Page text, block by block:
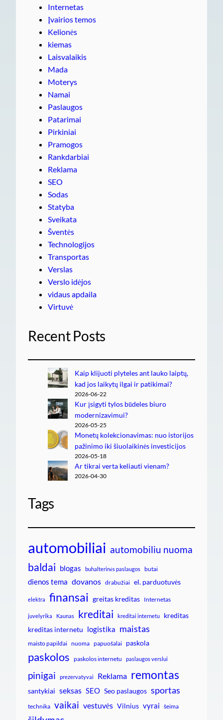
Internetas
Įvairios temos
Kelionės
kiemas
Laisvalaikis
Mada
Moterys
Namai
Paslaugos
Patarimai
Pirkiniai
Pramogos
Rankdarbiai
Reklama
SEO
Sodas
Statyba
Sveikata
Šventės
Technologijos
Transportas
Verslas
Verslo idėjos
vidaus apdaila
Virtuvė
Recent Posts
Kaip klijuoti plyteles ant lauko laiptų,
kad jos laikytų ilgai ir patikimai?
2026-06-22
Kur įsigyti tylos būdeles biuro
modernizavimui?
2026-05-25
Monetų kolekcionavimas: nuo istorijos
pažinimo iki šiuolaikinės investicijos
2026-05-18
Ar tikrai verta keliauti vienam?
2026-04-30
Tags
automobiliai automobiliu nuoma
baldai blogas buhalterinės paslaugos butai
dienos tema dovanos drabužiai el. parduotuvės
elektra finansai greitas kreditas Internetas
juvelyrika Kaunas kreditai kreditai internetu
kreditas
kreditas internetu logistika maistas
maisto papildai nuoma papuošalai paskola
paskolos paskolos internetu paslaugos verslui
pinigai prezervatyvai Reklama remontas
santykiai seksas SEO Seo paslaugos sportas
technika vaikai vestuvės Vilnius vyrai šeima